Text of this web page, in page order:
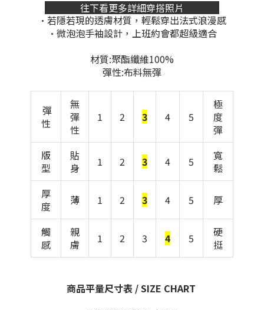
往下看更多詳細穿搭照片
•若隱若現的透膚材質，輕鬆穿出法式浪漫感
•微泡泡手袖設計，上班約會都超級適合
材質:聚酯纖維100%
彈性:布料無彈
彈
性
無
彈
性
1 2 3 4 5
極
度
彈
版
型
貼
身
1 2 3 4 5
寬
鬆
厚
度
薄 1 2 3 4 5 厚
觸
感
親
膚
1 2 3 4 5
硬
挺
商品平量尺寸表 / SIZE CHART